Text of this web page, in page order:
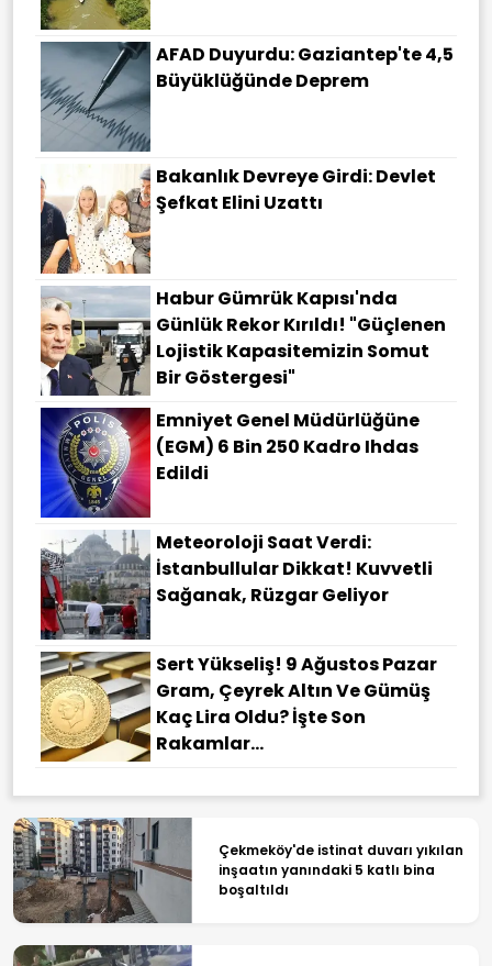
AFAD Duyurdu: Gaziantep'te 4,5
Büyüklüğünde Deprem
Bakanlık Devreye Girdi: Devlet
Şefkat Elini Uzattı
Habur Gümrük Kapısı'nda
Günlük Rekor Kırıldı! "Güçlenen
Lojistik Kapasitemizin Somut
Bir Göstergesi"
Emniyet Genel Müdürlüğüne
(EGM) 6 Bin 250 Kadro Ihdas
Edildi
Meteoroloji Saat Verdi:
İstanbullular Dikkat! Kuvvetli
Sağanak, Rüzgar Geliyor
Sert Yükseliş! 9 Ağustos Pazar
Gram, Çeyrek Altın Ve Gümüş
Kaç Lira Oldu? İşte Son
Rakamlar...
Çekmeköy'de istinat duvarı yıkılan
inşaatın yanındaki 5 katlı bina
boşaltıldı